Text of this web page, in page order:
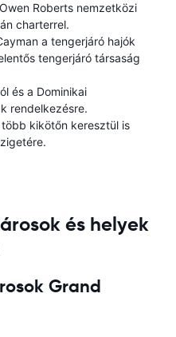
Roberts nemzetközi
charterrel.
a tengerjáró hajók
tengerjáró társaság
és a Dominikai
rendelkezésre.
kikötőn keresztül is
és helyek
Grand